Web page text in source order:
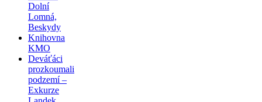
Dolní
Lomná,
Beskydy
Knihovna
KMO
Deváťáci
prozkoumali
podzemí –
Exkurze